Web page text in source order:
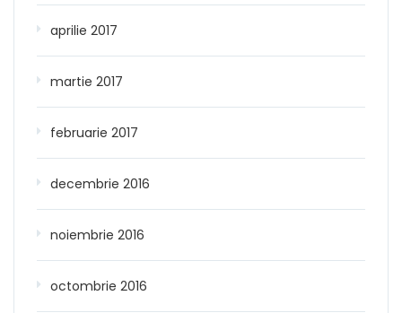
aprilie 2017
martie 2017
februarie 2017
decembrie 2016
noiembrie 2016
octombrie 2016